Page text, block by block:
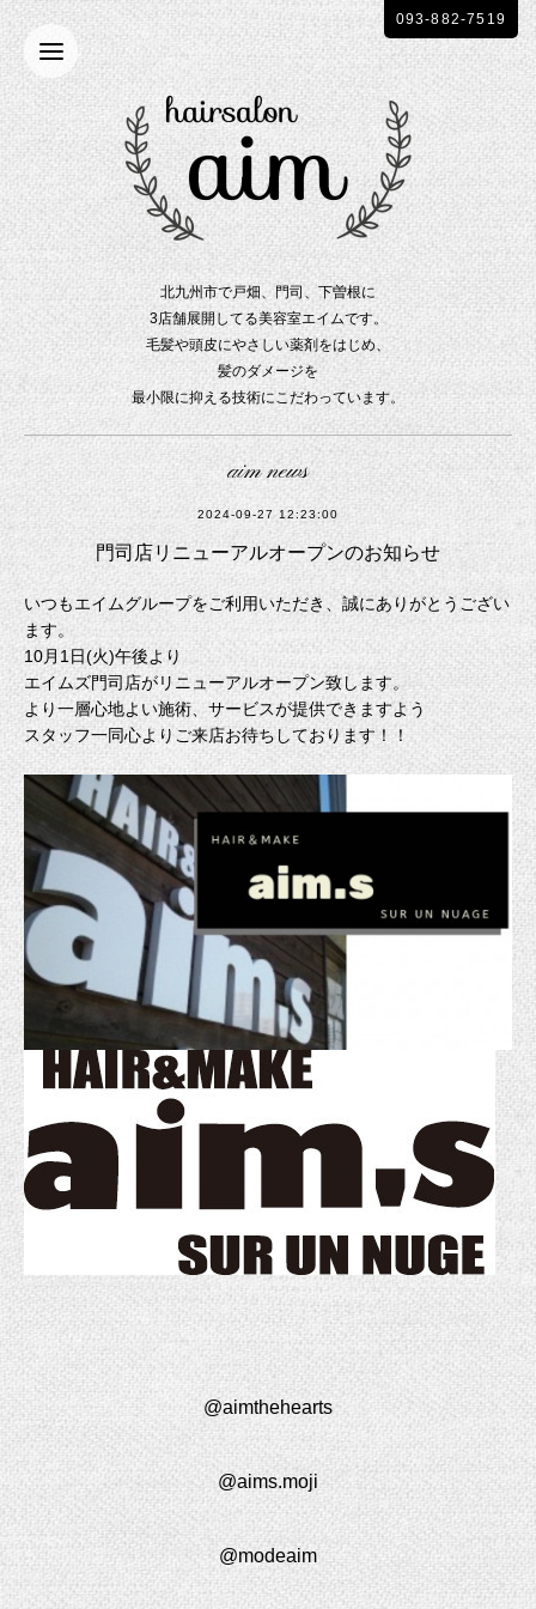
北九州市で戸畑、門司、下曽根に
3店舗展開してる美容室エイムです。
毛髪や頭皮にやさしい薬剤をはじめ、
髪のダメージを
最小限に抑える技術にこだわっています。
093-882-7519
aim news
2024-09-27 12:23:00
門司店リニューアルオープンのお知らせ
いつもエイムグループをご利用いただき、誠にありがとうござい
ます。
10月1日(火)午後より
エイムズ門司店がリニューアルオープン致します。
より一層心地よい施術、サービスが提供できますよう
スタッフ一同心よりご来店お待ちしております！！
@aimthehearts
@aims.moji
@modeaim